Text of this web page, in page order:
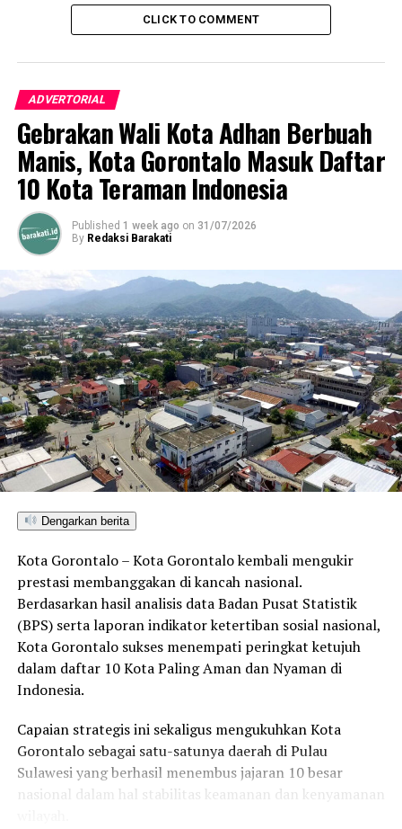
DON'T MISS
Kelurahan Kota Gorontalo Berpotensi Raih Reward
dengan Lampaui Target PBB-P2: Hadiah Anggaran atau
Barang Operasional
CLICK TO COMMENT
ADVERTORIAL
Gebrakan Wali Kota Adhan Berbuah
Manis, Kota Gorontalo Masuk Daftar
10 Kota Teraman Indonesia
Published 1 week ago on 31/07/2026
By Redaksi Barakati
Dengarkan berita
Kota Gorontalo – Kota Gorontalo kembali mengukir
prestasi membanggakan di kancah nasional.
Berdasarkan hasil analisis data Badan Pusat Statistik
(BPS) serta laporan indikator ketertiban sosial nasional,
Kota Gorontalo sukses menempati peringkat ketujuh
dalam daftar 10 Kota Paling Aman dan Nyaman di
Indonesia.
Capaian strategis ini sekaligus mengukuhkan Kota
Gorontalo sebagai satu-satunya daerah di Pulau
Sulawesi yang berhasil menembus jajaran 10 besar
nasional dalam hal stabilitas keamanan dan kenyamanan